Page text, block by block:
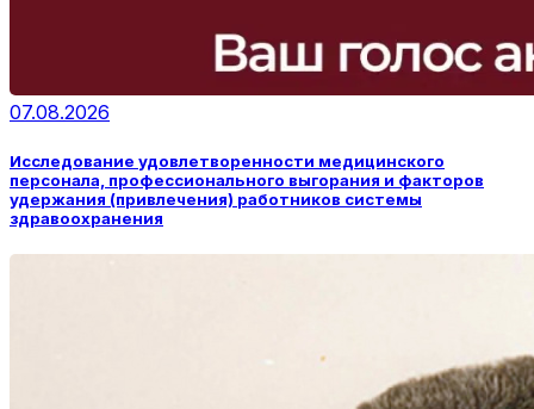
07.08.2026
Исследование удовлетворенности медицинского
персонала, профессионального выгорания и факторов
удержания (привлечения) работников системы
здравоохранения